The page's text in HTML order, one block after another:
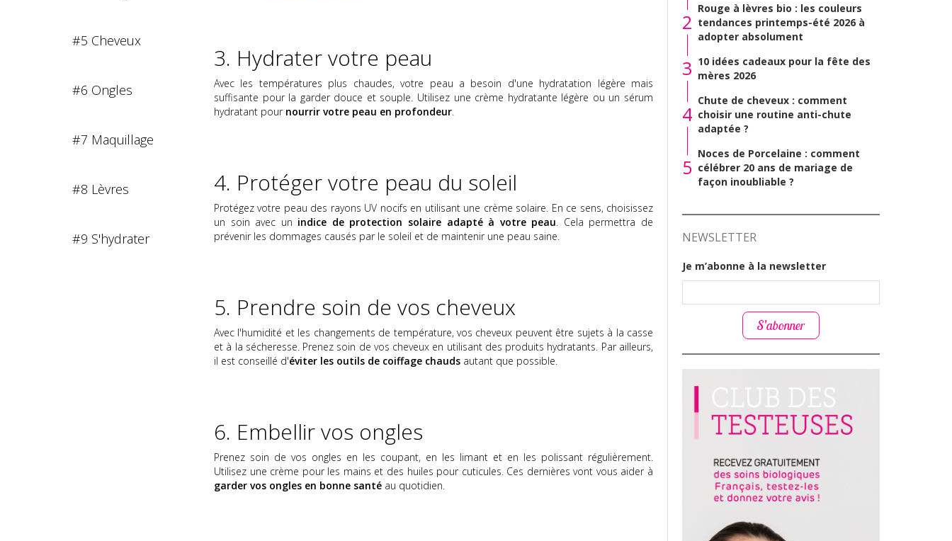
#5 Cheveux
#6 Ongles
#7 Maquillage
#8 Lèvres
#9 S'hydrater
3. Hydrater votre peau
Avec les températures plus chaudes, votre peau a besoin d'une hydratation légère mais
suffisante pour la garder douce et souple. Utilisez une crème hydratante légère ou un sérum
hydratant pour nourrir votre peau en profondeur.
4. Protéger votre peau du soleil
Protégez votre peau des rayons UV nocifs en utilisant une crème solaire. En ce sens, choisissez
un soin avec un indice de protection solaire adapté à votre peau. Cela permettra de
prévenir les dommages causés par le soleil et de maintenir une peau saine.
5. Prendre soin de vos cheveux
Avec l'humidité et les changements de température, vos cheveux peuvent être sujets à la casse
et à la sécheresse. Prenez soin de vos cheveux en utilisant des produits hydratants. Par ailleurs,
il est conseillé d'éviter les outils de coiffage chauds autant que possible.
6. Embellir vos ongles
Prenez soin de vos ongles en les coupant, en les limant et en les polissant régulièrement.
Utilisez une crème pour les mains et des huiles pour cuticules. Ces dernières vont vous aider à
garder vos ongles en bonne santé au quotidien.
2
Rouge à lèvres bio : les couleurs
tendances printemps-été 2026 à
adopter absolument
3 10 idées cadeaux pour la fête des
mères 2026
4
Chute de cheveux : comment
choisir une routine anti-chute
adaptée ?
5
Noces de Porcelaine : comment
célébrer 20 ans de mariage de
façon inoubliable ?
NEWSLETTER
Je m’abonne à la newsletter
S’abonner